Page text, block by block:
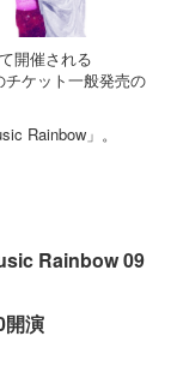
開催される
チケット一般発売の
Rainbow」。
Rainbow 09
開演